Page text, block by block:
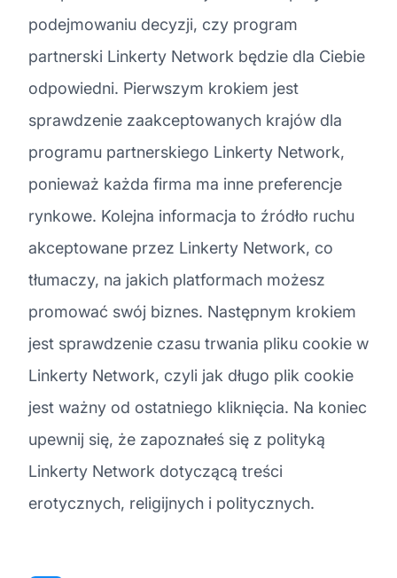
podejmowaniu decyzji, czy program
partnerski Linkerty Network będzie dla Ciebie
odpowiedni. Pierwszym krokiem jest
sprawdzenie zaakceptowanych krajów dla
programu partnerskiego Linkerty Network,
ponieważ każda firma ma inne preferencje
rynkowe. Kolejna informacja to źródło ruchu
akceptowane przez Linkerty Network, co
tłumaczy, na jakich platformach możesz
promować swój biznes. Następnym krokiem
jest sprawdzenie czasu trwania pliku cookie w
Linkerty Network, czyli jak długo plik cookie
jest ważny od ostatniego kliknięcia. Na koniec
upewnij się, że zapoznałeś się z polityką
Linkerty Network dotyczącą treści
erotycznych, religijnych i politycznych.